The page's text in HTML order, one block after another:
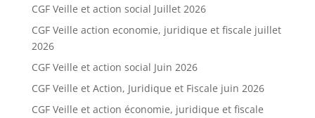
CGF Veille et action social Juillet 2026
CGF Veille action economie, juridique et fiscale juillet
2026
CGF Veille et action social Juin 2026
CGF Veille et Action, Juridique et Fiscale juin 2026
CGF Veille et action économie, juridique et fiscale